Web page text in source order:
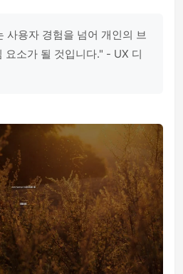
사용자 경험을 넘어 개인의 브
요소가 될 것입니다." - UX 디